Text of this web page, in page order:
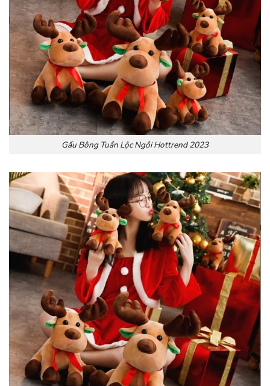
Gấu Bông Tuần Lộc Ngồi Hottrend 2023